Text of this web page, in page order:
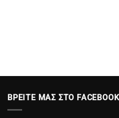
ΒΡΕΙΤΕ ΜΑΣ ΣΤΟ FACEBOOK